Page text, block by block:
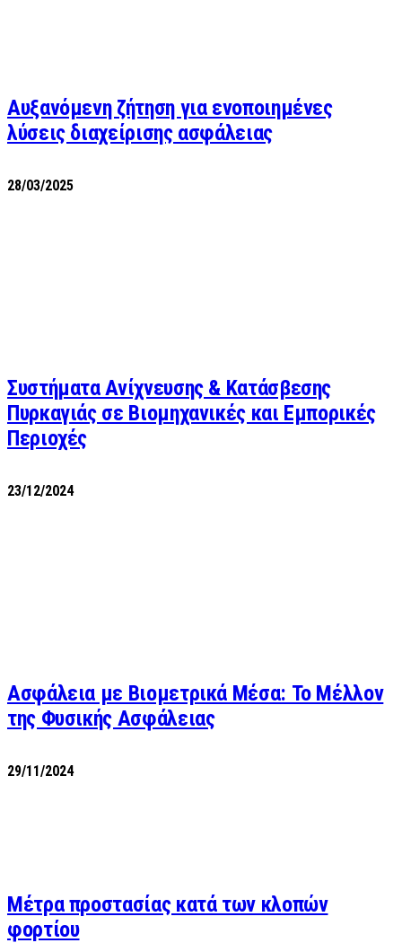
Αυξανόμενη ζήτηση για ενοποιημένες
λύσεις διαχείρισης ασφάλειας
28/03/2025
Συστήματα Ανίχνευσης & Κατάσβεσης
Πυρκαγιάς σε Βιομηχανικές και Εμπορικές
Περιοχές
23/12/2024
Ασφάλεια με Βιομετρικά Μέσα: Το Μέλλον
της Φυσικής Ασφάλειας
29/11/2024
Μέτρα προστασίας κατά των κλοπών
φορτίου